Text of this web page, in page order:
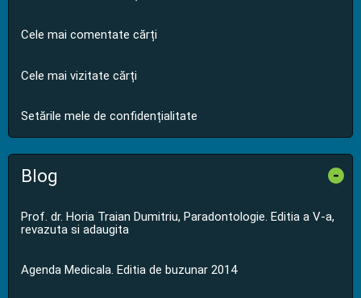
Cele mai comentate cărți
Cele mai vizitate cărți
Setările mele de confidențialitate
Blog -
Prof. dr. Horia Traian Dumitriu, Paradontologie. Editia a V-a,
revazuta si adaugita
Agenda Medicala. Editia de buzunar 2014